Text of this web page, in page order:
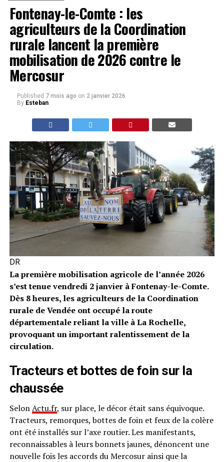
Fontenay-le-Comte : les
agriculteurs de la Coordination
rurale lancent la première
mobilisation de 2026 contre le
Mercosur
Published 7 mois ago on 2 janvier 2026
By Esteban
DR
La première mobilisation agricole de l’année 2026
s’est tenue vendredi 2 janvier à Fontenay-le-Comte.
Dès 8 heures, les agriculteurs de la Coordination
rurale de Vendée ont occupé la route
départementale reliant la ville à La Rochelle,
provoquant un important ralentissement de la
circulation.
Tracteurs et bottes de foin sur la
chaussée
SelonActu.fr, sur place, le décor était sans équivoque.
Tracteurs, remorques, bottes de foin et feux de la colère
ont été installés sur l’axe routier. Les manifestants,
reconnaissables à leurs bonnets jaunes, dénoncent une
nouvelle fois les accords du Mercosur ainsi que la